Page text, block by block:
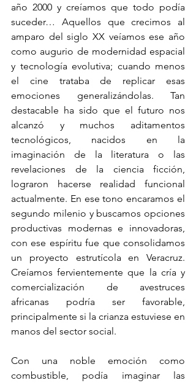
año 2000 y creíamos que todo podía
suceder… Aquellos que crecimos al
amparo del siglo XX veíamos ese año
como augurio de modernidad espacial
y tecnología evolutiva; cuando menos
el cine trataba de replicar esas
emociones generalizándolas. Tan
destacable ha sido que el futuro nos
alcanzó y muchos aditamentos
tecnológicos, nacidos en la
imaginación de la literatura o las
revelaciones de la ciencia ficción,
lograron hacerse realidad funcional
actualmente. En ese tono encaramos el
segundo milenio y buscamos opciones
productivas modernas e innovadoras,
con ese espíritu fue que consolidamos
un proyecto estrutícola en Veracruz.
Creíamos fervientemente que la cría y
comercialización de avestruces
africanas podría ser favorable,
principalmente si la crianza estuviese en
manos del sector social.
Con una noble emoción como
combustible, podía imaginar las